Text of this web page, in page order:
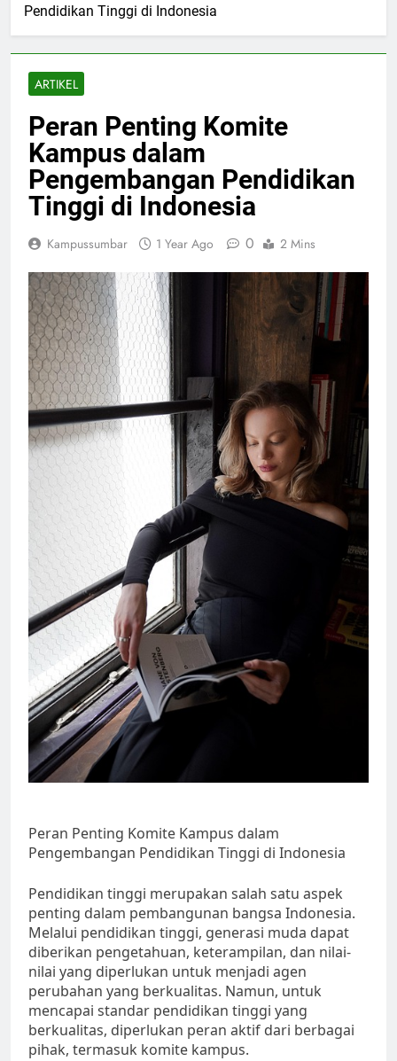
Pendidikan Tinggi di Indonesia
ARTIKEL
Peran Penting Komite
Kampus dalam
Pengembangan Pendidikan
Tinggi di Indonesia
Kampussumbar 1 Year Ago 0 2 Mins
Peran Penting Komite Kampus dalam
Pengembangan Pendidikan Tinggi di Indonesia
Pendidikan tinggi merupakan salah satu aspek
penting dalam pembangunan bangsa Indonesia.
Melalui pendidikan tinggi, generasi muda dapat
diberikan pengetahuan, keterampilan, dan nilai-
nilai yang diperlukan untuk menjadi agen
perubahan yang berkualitas. Namun, untuk
mencapai standar pendidikan tinggi yang
berkualitas, diperlukan peran aktif dari berbagai
pihak, termasuk komite kampus.